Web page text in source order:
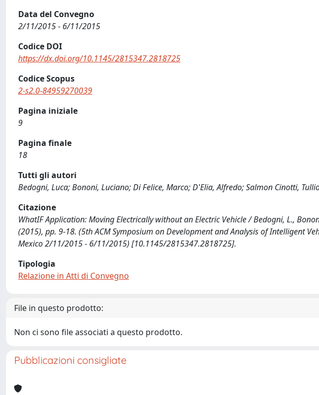
Data del Convegno
2/11/2015 - 6/11/2015
Codice DOI
https://dx.doi.org/10.1145/2815347.2818725
Codice Scopus
2-s2.0-84959270039
Pagina iniziale
9
Pagina finale
18
Tutti gli autori
Bedogni, Luca; Bononi, Luciano; Di Felice, Marco; D'Elia, Alfredo; Salmon Cinotti,
Citazione
WhatIF Application: Moving Electrically without an Electric Vehicle / Bedogni, L.,
(2015), pp. 9-18. (5th ACM Symposium on Development and Analysis of Intelligent
Mexico 2/11/2015 - 6/11/2015) [10.1145/2815347.2818725].
Tipologia
Relazione in Atti di Convegno
File in questo prodotto:
Non ci sono file associati a questo prodotto.
Pubblicazioni consigliate